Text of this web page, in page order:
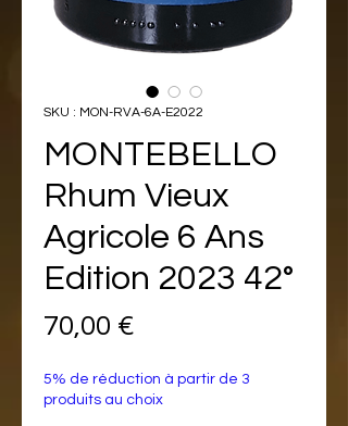
SKU : MON-RVA-6A-E2022
MONTEBELLO
Rhum Vieux
Agricole 6 Ans
Edition 2023 42°
70,00 €
5% de réduction à partir de 3
produits au choix